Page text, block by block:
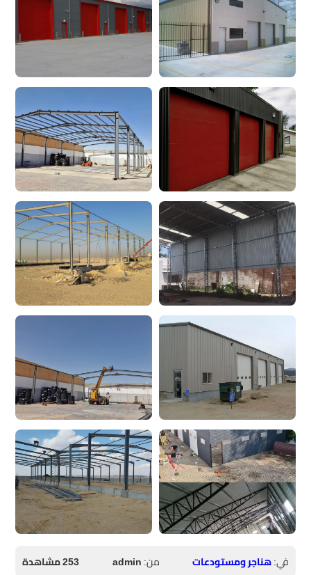
في:هناجر ومستودعات من:admin
253 مشاهدة